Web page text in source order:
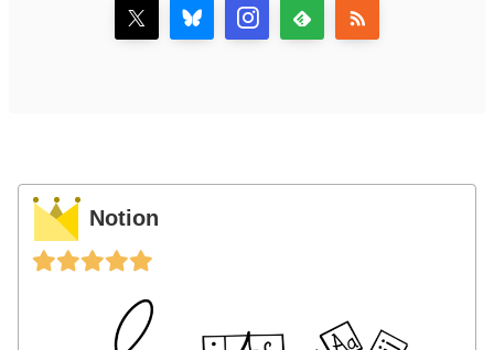
Notion